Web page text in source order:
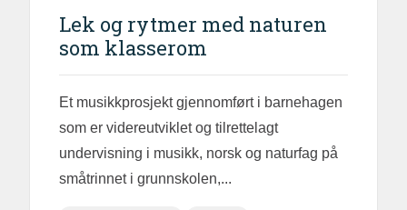
Lek og rytmer med naturen
som klasserom
Et musikkprosjekt gjennomført i barnehagen
som er videreutviklet og tilrettelagt
undervisning i musikk, norsk og naturfag på
småtrinnet i grunnskolen,...